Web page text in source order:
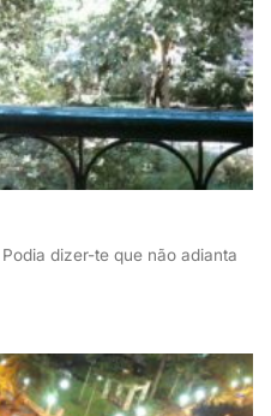
dizer-te que não adianta